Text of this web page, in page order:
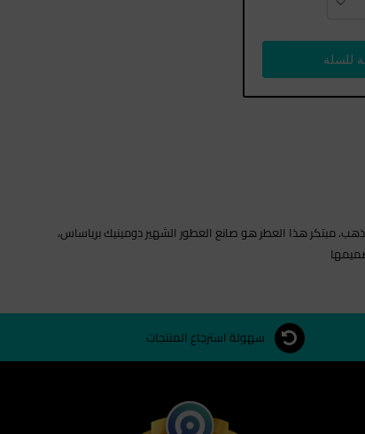
للسلة
ذهب. مبتكر هذا العطر هو صانع العطور الشهير دومينيك برياساس،
سهولة استرجاع المنتجات